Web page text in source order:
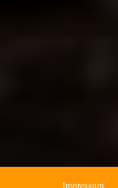
Impressum